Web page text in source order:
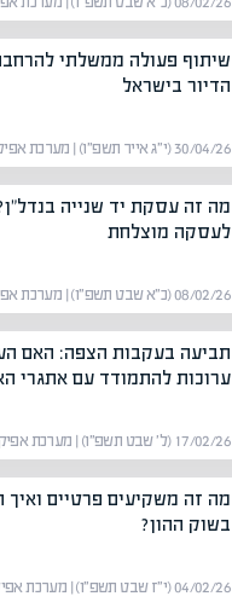
שיתוף פעולה ממשלתי
הדיור בישראל
30/04/26 (י״ג אייר תשפ״ו) | מערכת אפיק
מה זה עסקת יד שנייה
לעסקה מוצלחת
08/02/26 (כ״א שבט תשפ״ו) | מערכת אפיק
תביעה בעקבות הצפה: האם
ערוכות להתמודד עם אתגרי
17/02/26 (ל׳ שבט תשפ״ו) | מערכת אפיק
מה זה משקיעים פרטיים ואיך
בשוק ההון?
04/02/26 (י״ז שבט תשפ״ו) | מערכת אפיק